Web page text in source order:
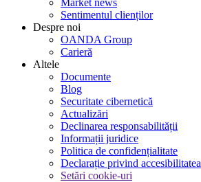
Sentimentul clienților
Despre noi
OANDA Group
Carieră
Altele
Documente
Blog
Securitate cibernetică
Actualizări
Declinarea responsabilității
Informații juridice
Politica de confidențialitate
Declarație privind accesibilitatea
Setări cookie-uri